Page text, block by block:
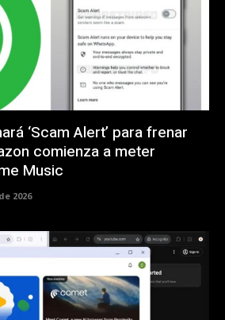
‘Scam Alert’ para frenar
comienza a meter
Music
2026